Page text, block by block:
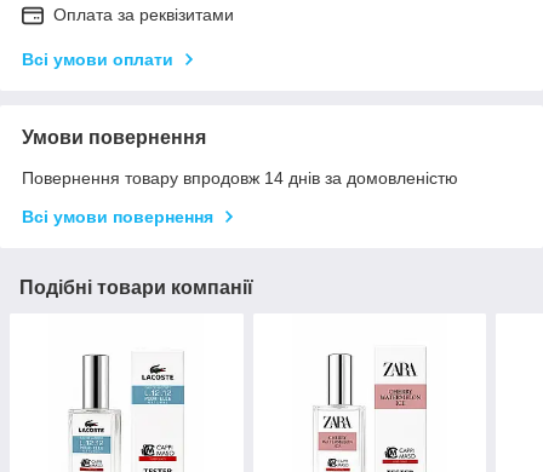
Оплата за реквізитами
Всі умови оплати
Умови повернення
Повернення товару впродовж 14 днів за домовленістю
Всі умови повернення
Подібні товари компанії